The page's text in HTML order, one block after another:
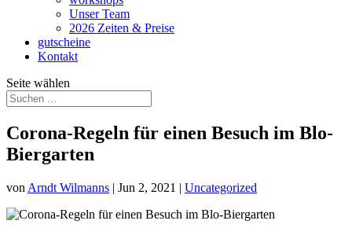
Unser Team
2026 Zeiten & Preise
gutscheine
Kontakt
Seite wählen
Corona-Regeln für einen Besuch im Blo-
Biergarten
von Arndt Wilmanns | Jun 2, 2021 | Uncategorized